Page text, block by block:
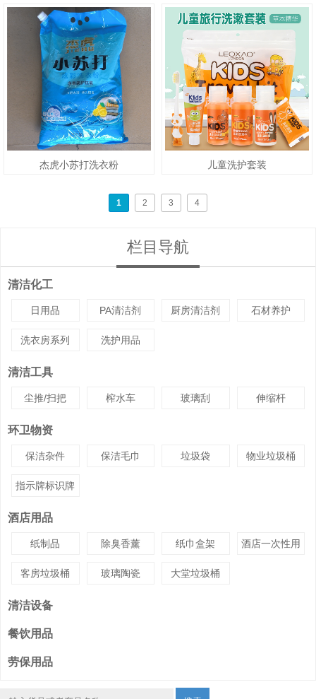
杰虎小苏打洗衣粉 儿童洗护套装
1 2 3 4
栏目导航
清洁化工
日用品 PA清洁剂 厨房清洁剂 石材养护
洗衣房系列 洗护用品
清洁工具
尘推/扫把 榨水车 玻璃刮 伸缩杆
环卫物资
保洁杂件 保洁毛巾 垃圾袋 物业垃圾桶
指示牌标识牌
酒店用品
纸制品 除臭香薰 纸巾盒架
酒店一次性用
客房垃圾桶 玻璃陶瓷 大堂垃圾桶
清洁设备
餐饮用品
劳保用品